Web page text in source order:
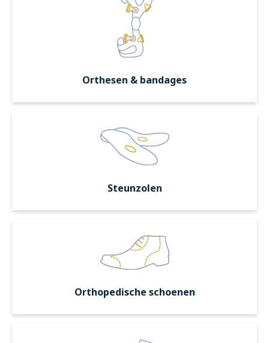
Orthesen & bandages
Steunzolen
Orthopedische schoenen